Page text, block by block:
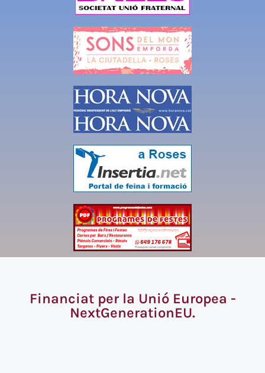
Financiat per la Unió Europea -
NextGenerationEU.